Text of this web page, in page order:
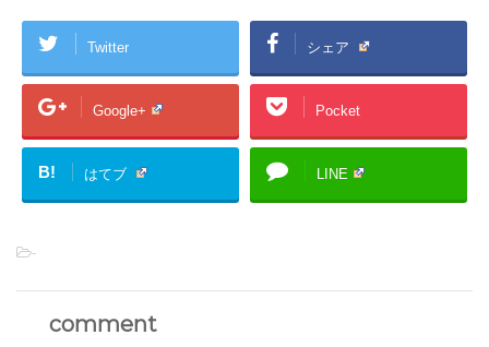
Twitter シェア
Google+ Pocket
B! はてブ LINE
-
comment